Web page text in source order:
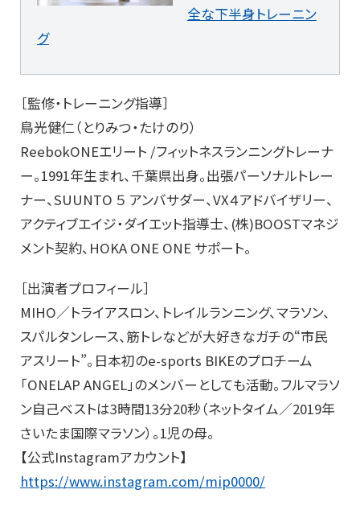
全な下半身トレーニン
グ
［監修・トレーニング指導］
鳥光健仁（とりみつ・たけのり）
ReebokONEエリート /フィットネスランニングトレーナ
ー。1991年生まれ、千葉県出身。出張パーソナルトレー
ナー、SUUNTO ５ アンバサダー、VX４アドバイザリー、
アクティブエイジ・ダイエット指導士、(株)BOOSTマネジ
メント契約、HOKA ONE ONE サポート。
［出演者プロフィール］
MIHO／トライアスロン、トレイルランニング、マラソン、
スパルタンレース、筋トレなどが大好きなガチの“市民
アスリート”。日本初のe-sports BIKEのプロチーム
「ONELAP ANGEL」のメンバーとしても活動。フルマラソ
ン自己ベストは3時間13分20秒（ネットタイム／2019年
さいたま国際マラソン）。1児の母。
【公式Instagramアカウント】
https://www.instagram.com/mip0000/